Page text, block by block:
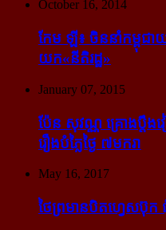
October 16, 2014
កែម ឡី៖ ចិន​នាំ​កម្ពុជា​
យក​«នីតិរដ្ឋ»
January 07, 2015
ប៉ែន សុវណ្ណ គ្រោង​ប្តឹង​
រឿង​បំភ្លៃ​ថ្ងៃ ៧​មករា
May 16, 2017
ថៃ​ព្រមាន​បិត​ហ្វេសប៊ុក